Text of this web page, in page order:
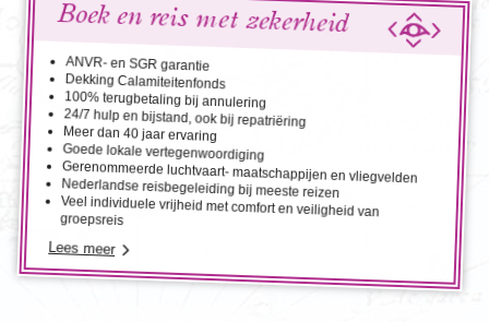
Boek en reis met zekerheid
ANVR- en SGR garantie
Dekking Calamiteitenfonds
100% terugbetaling bij annulering
24/7 hulp en bijstand, ook bij repatriëring
Meer dan 40 jaar ervaring
Goede lokale vertegenwoordiging
Gerenommeerde luchtvaart- maatschappijen en vliegvelden
Nederlandse reisbegeleiding bij meeste reizen
Veel individuele vrijheid met comfort en veiligheid van
groepsreis
Lees meer